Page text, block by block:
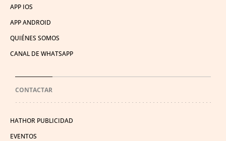
APP IOS
APP ANDROID
QUIÉNES SOMOS
CANAL DE WHATSAPP
CONTACTAR
HATHOR PUBLICIDAD
EVENTOS